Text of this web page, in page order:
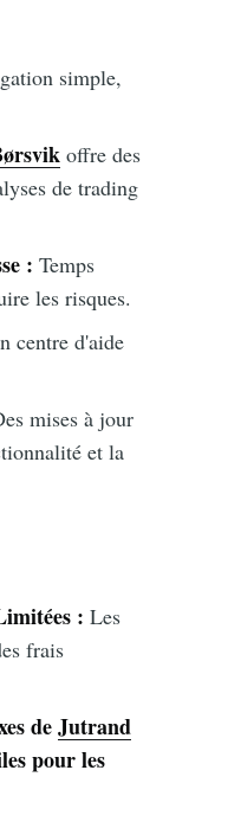
simple,
offre des
de trading
: Temps
les risques.
centre d'aide
mises à jour
et la
: Les
frais
deJutrand
pour les